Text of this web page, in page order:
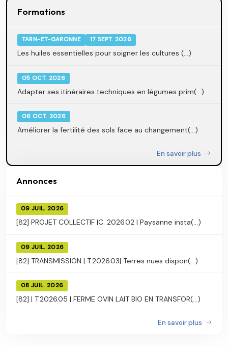
Formations
TARN-ET-GARONNE 17 SEPT. 2026
Les huiles essentielles pour soigner les cultures (...)
05 OCT. 2026
Adapter ses itinéraires techniques en légumes prim(...)
06 OCT. 2026
Améliorer la fertilité des sols face au changement(...)
En savoir plus
Annonces
09 JUIL. 2026
[82] PROJET COLLECTIF |C. 2026.02 | Paysanne insta(...)
09 JUIL. 2026
[82] TRANSMISSION | T.2026.03| Terres nues dispon(...)
08 JUIL. 2026
[82] | T.2026.05 | FERME OVIN LAIT BIO EN TRANSFOR(...)
En savoir plus